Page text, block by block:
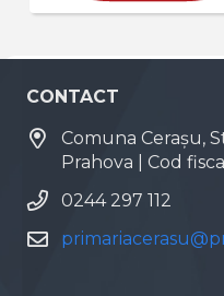
CONTACT
Comuna Cerașu,
Prahova | Cod
0244 297 112